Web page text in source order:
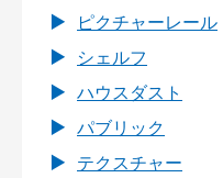
ピクチャーレール
シェルフ
ハウスダスト
パブリック
テクスチャー